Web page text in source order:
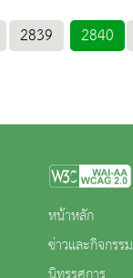
2839 2840
หน้าหลัก
ข่าวและกิจกรรม